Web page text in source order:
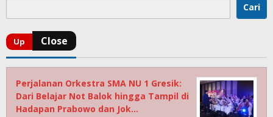
Cari
Perjalanan Orkestra SMA NU 1 Gresik:
Dari Belajar Not Balok hingga Tampil di
Hadapan Prabowo dan Jok…